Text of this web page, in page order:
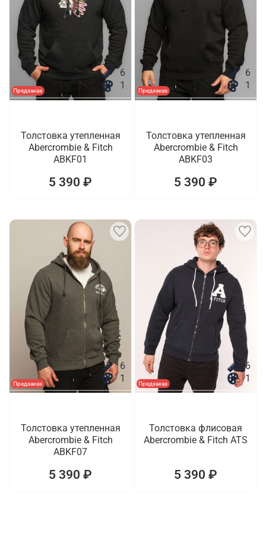
Предзаказ
6
1
Толстовка утепленная
Abercrombie & Fitch
ABKF01
5 390 ₽
Предзаказ
6
1
Толстовка утепленная
Abercrombie & Fitch
ABKF03
5 390 ₽
Предзаказ
6
1
Толстовка утепленная
Abercrombie & Fitch
ABKF07
5 390 ₽
Предзаказ
6
1
Толстовка флисовая
Abercrombie & Fitch ATS
5 390 ₽